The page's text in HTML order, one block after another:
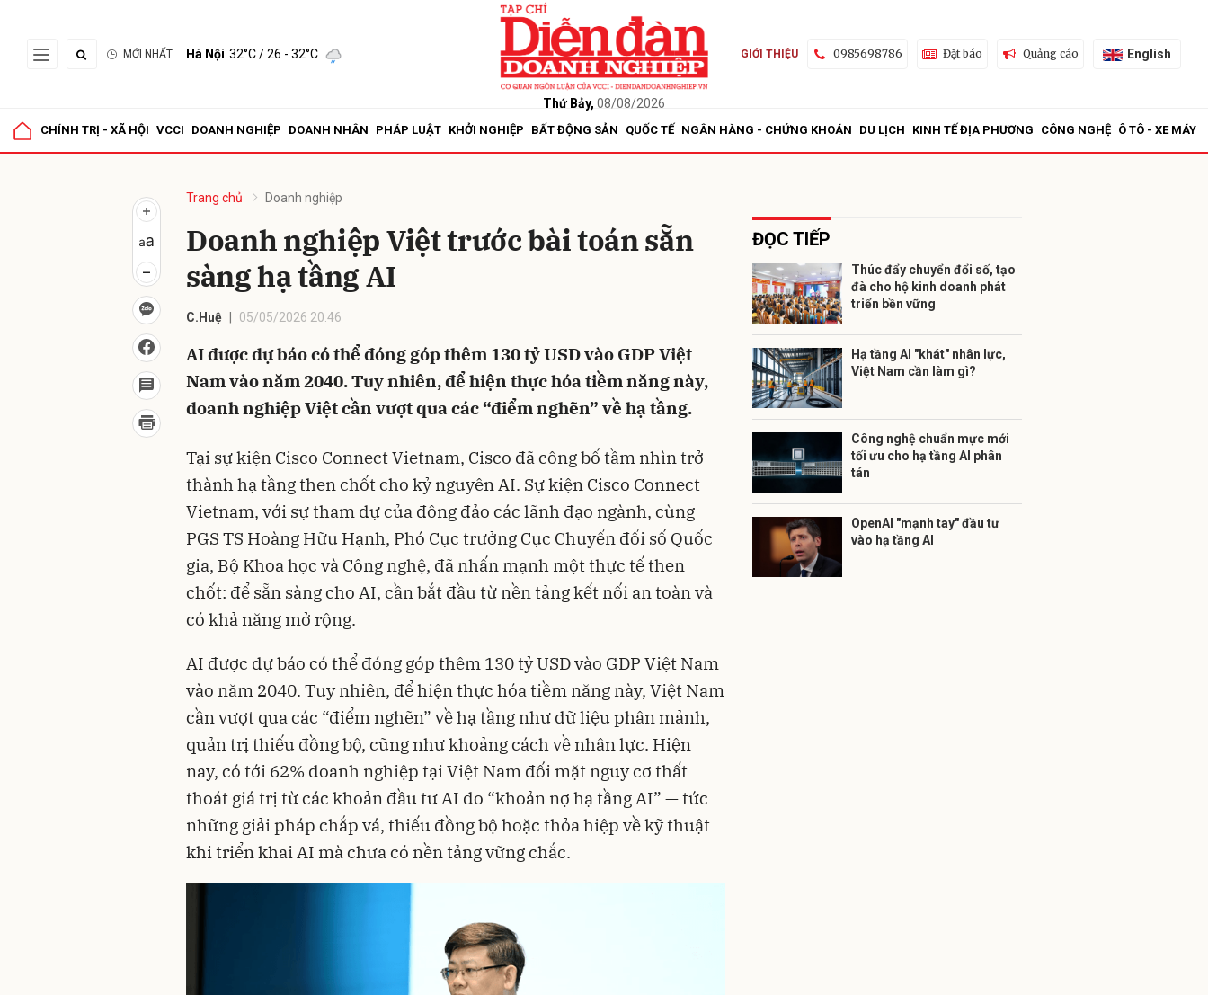
MỚI NHẤT Hà Nội 32°C/ 26 - 32°C
Thứ Bảy, 08/08/2026
GIỚI THIỆU 0985698786 Đặt báo Quảng cáo English
CHÍNH TRỊ - XÃ HỘI VCCI DOANH NGHIỆP DOANH NHÂN PHÁP LUẬT KHỞI NGHIỆP BẤT ĐỘNG SẢN QUỐC TẾ NGÂN HÀNG - CHỨNG KHOÁN DU LỊCH KINH TẾ ĐỊA PHƯƠNG CÔNG NGHỆ Ô TÔ - XE MÁY
Trang chủ Doanh nghiệp
Doanh nghiệp Việt trước bài toán sẵn
sàng hạ tầng AI
C.Huệ 05/05/2026 20:46
AI được dự báo có thể đóng góp thêm 130 tỷ USD vào GDP Việt
Nam vào năm 2040. Tuy nhiên, để hiện thực hóa tiềm năng này,
doanh nghiệp Việt cần vượt qua các “điểm nghẽn” về hạ tầng.
Tại sự kiện Cisco Connect Vietnam, Cisco đã công bố tầm nhìn trở
thành hạ tầng then chốt cho kỷ nguyên AI. Sự kiện Cisco Connect
Vietnam, với sự tham dự của đông đảo các lãnh đạo ngành, cùng
PGS TS Hoàng Hữu Hạnh, Phó Cục trưởng Cục Chuyển đổi số Quốc
gia, Bộ Khoa học và Công nghệ, đã nhấn mạnh một thực tế then
chốt: để sẵn sàng cho AI, cần bắt đầu từ nền tảng kết nối an toàn và
có khả năng mở rộng.
AI được dự báo có thể đóng góp thêm 130 tỷ USD vào GDP Việt Nam
vào năm 2040. Tuy nhiên, để hiện thực hóa tiềm năng này, Việt Nam
cần vượt qua các “điểm nghẽn” về hạ tầng như dữ liệu phân mảnh,
quản trị thiếu đồng bộ, cũng như khoảng cách về nhân lực. Hiện
nay, có tới 62% doanh nghiệp tại Việt Nam đối mặt nguy cơ thất
thoát giá trị từ các khoản đầu tư AI do “khoản nợ hạ tầng AI” — tức
những giải pháp chắp vá, thiếu đồng bộ hoặc thỏa hiệp về kỹ thuật
khi triển khai AI mà chưa có nền tảng vững chắc.
ĐỌC TIẾP
Thúc đẩy chuyển đổi số, tạo
đà cho hộ kinh doanh phát
triển bền vững
Hạ tầng AI "khát" nhân lực,
Việt Nam cần làm gì?
Công nghệ chuẩn mực mới
tối ưu cho hạ tầng AI phân
tán
OpenAI "mạnh tay" đầu tư
vào hạ tầng AI
Gửi